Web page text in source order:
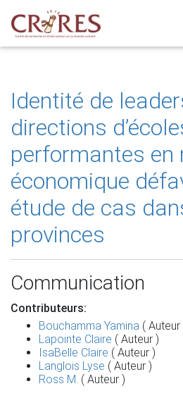
Identité de
directions
performantes en
économique
étude de cas
provinces
Communication
Contributeurs:
Bouchamma Yamina ( Auteur
Lapointe Claire ( Auteur )
IsaBelle Claire ( Auteur )
Langlois Lyse ( Auteur )
Ross M. ( Auteur )